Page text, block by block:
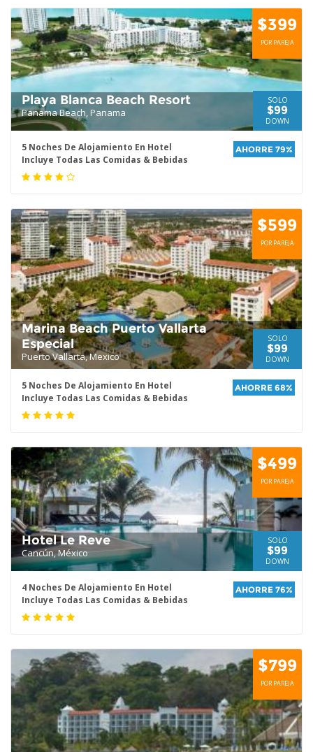
$399
POR PAREJA
Playa Blanca Beach Resort
Panama Beach, Panama
SOLO
$99
DOWN
5 Noches De Alojamiento En Hotel
Incluye Todas Las Comidas & Bebidas
AHORRE 79%
$599
POR PAREJA
Marina Beach Puerto Vallarta
Especial
Puerto Vallarta, Mexico
SOLO
$99
DOWN
5 Noches De Alojamiento En Hotel
Incluye Todas Las Comidas & Bebidas
AHORRE 68%
$499
POR PAREJA
Hotel Le Reve
Cancún, México
SOLO
$99
DOWN
4 Noches De Alojamiento En Hotel
Incluye Todas Las Comidas & Bebidas
AHORRE 76%
$799
POR PAREJA